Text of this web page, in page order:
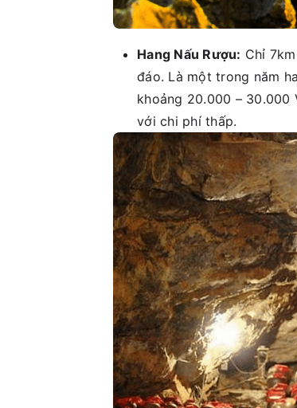
Hang Nấu Rượu: Chỉ
đáo. Là một trong năm
khoảng 20.000 – 30.000
với chi phí thấp.